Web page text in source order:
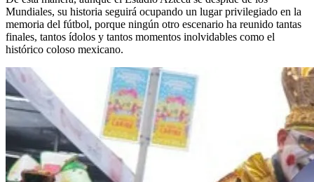
Mundiales, su historia seguirá ocupando un lugar privilegiado en la
memoria del fútbol, porque ningún otro escenario ha reunido tantas
finales, tantos ídolos y tantos momentos inolvidables como el
histórico coloso mexicano.